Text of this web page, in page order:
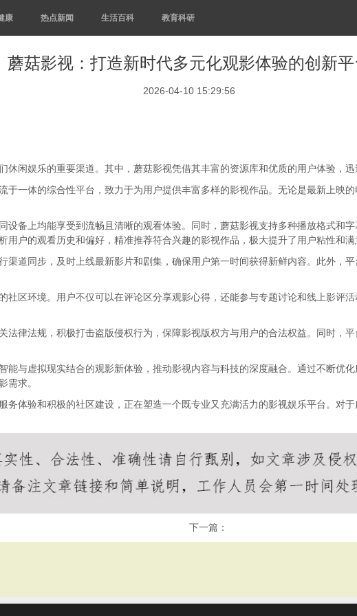
康 热点新闻 生活百科 教育科研
蘑菇影视：打造新时代多元化观影体验的创新平
2026-04-10 15:29:56
休闲娱乐的重要渠道。其中，蘑菇影视凭借其丰富的资源库和优质的用户体验，迅
于一体的综合性平台，致力于为用户提供丰富多样的影视作品。无论是最新上映
设备上均能享受到流畅且清晰的观看体验。同时，蘑菇影视支持多种播放格式和
户的观看历史和偏好，精准推荐符合兴趣的影视作品，极大提升了用户粘性和满
渠道同步，及时上线最新影片和剧集，确保用户第一时间获得新鲜内容。此外，
社区环境。用户不仅可以在评论区分享观影心得，还能参与专题讨论和线上影评
法律法规，积极打击盗版侵权行为，保障影视版权方与用户的合法权益。同时，
能与虚拟现实结合的观影新体验，推动影视内容与科技的深度融合。通过不断优
需求。
务体验和积极的社区建设，正在塑造一个既专业又充满活力的影视娱乐平台。对
下一篇：